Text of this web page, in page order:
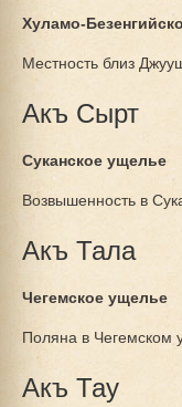
Хуламо-
Местность близ
Акъ Сырт
Суканское ущелье
Возвышенность в
Акъ Тала
Чегемское ущелье
Поляна в Чегемском
Акъ Тау